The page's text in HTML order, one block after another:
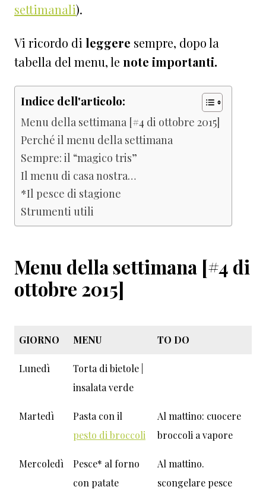
settimanali).
Vi ricordo di leggere sempre, dopo la
tabella del menu, le note importanti.
Indice dell'articolo:
Menu della settimana [#4 di ottobre 2015]
Perché il menu della settimana
Sempre: il “magico tris”
Il menu di casa nostra…
*Il pesce di stagione
Strumenti utili
Menu della settimana [#4 di
ottobre 2015]
GIORNO MENU TO DO
Lunedì
Torta di bietole |
insalata verde
Martedì
Pasta con il
pesto di broccoli
Al mattino: cuocere
broccoli a vapore
Mercoledì
Pesce* al forno
con patate
Al mattino.
scongelare pesce